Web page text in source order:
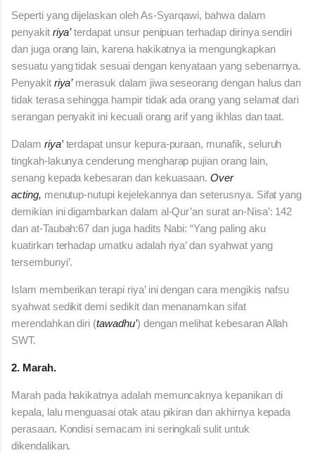
Seperti yang dijelaskan oleh As-Syarqawi, bahwa dalam
penyakit riya’terdapat unsur penipuan terhadap dirinya sendiri
dan juga orang lain, karena hakikatnya ia mengungkapkan
sesuatu yang tidak sesuai dengan kenyataan yang sebenarnya.
Penyakitriya’ merasuk dalam jiwa seseorang dengan halus dan
tidak terasa sehingga hampir tidak ada orang yang selamat dari
serangan penyakit ini kecuali orang arif yang ikhlas dan taat.
Dalam riya’ terdapat unsur kepura-puraan, munafik, seluruh
tingkah-lakunya cenderung mengharap pujian orang lain,
senang kepada kebesaran dan kekuasaan. Over
acting, menutup-nutupi kejelekannya dan seterusnya. Sifat yang
demikian ini digambarkan dalam al-Qur’an surat an-Nisa’: 142
dan at-Taubah:67 dan juga hadits Nabi: “Yang paling aku
kuatirkan terhadap umatku adalah riya’ dan syahwat yang
tersembunyi’.
Islam memberikan terapi riya’ ini dengan cara mengikis nafsu
syahwat sedikit demi sedikit dan menanamkan sifat
merendahkan diri (tawadhu’) dengan melihat kebesaran Allah
SWT.
2. Marah.
Marah pada hakikatnya adalah memuncaknya kepanikan di
kepala, lalu menguasai otak atau pikiran dan akhirnya kepada
perasaan. Kondisi semacam ini seringkali sulit untuk
dikendalikan.